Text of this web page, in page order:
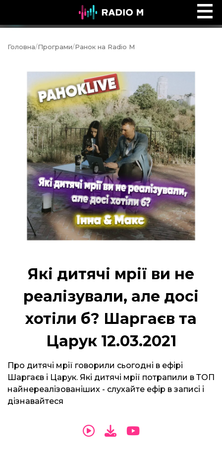
Ефір Radio M
Головна/Програми/Ранок на Radio M
Які дитячі мрії ви не
реалізували, але досі
хотіли б? Шаргаєв та
Царук 12.03.2021
Про дитячі мрії говорили сьогодні в ефірі
Шаргаєв і Царук. Які дитячі мрії потрапили в ТОП
найнереалізованіших - слухайте ефір в записі і
дізнавайтеся